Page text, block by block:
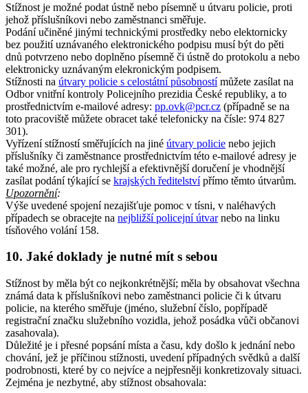
Stížnost je možné podat ústně nebo písemně u útvaru policie, proti
jehož příslušníkovi nebo zaměstnanci směřuje.
Podání učiněné jinými technickými prostředky nebo elektornicky
bez použití uznávaného elektronického podpisu musí být do pěti
dnů potvrzeno nebo doplněno písemně či ústně do protokolu a nebo
elektronicky uznávaným elekronickým podpisem.
Stížnosti na útvary policie s celostátní působnostímůžete zasílat na
Odbor vnitřní kontroly Policejního prezidia České republiky, a to
prostřednictvím e-mailové adresy: pp.ovk@pcr.cz (případně se na
toto pracoviště můžete obracet také telefonicky na čísle: 974 827
301).
Vyřízení stížností směřujících na jiné útvary policie nebo jejich
příslušníky či zaměstnance prostřednictvím této e-mailové adresy je
také možné, ale pro rychlejší a efektivnější doručení je vhodnější
zasílat podání týkající se krajských ředitelstvípřímo těmto útvarům.
Upozornění:
Výše uvedené spojení nezajišťuje pomoc v tísni, v naléhavých
případech se obracejte na nejbližší policejní útvarnebo na linku
tísňového volání 158.
10. Jaké doklady je nutné mít s sebou
Stížnost by měla být co nejkonkrétnější; měla by obsahovat všechna
známá data k příslušníkovi nebo zaměstnanci policie či k útvaru
policie, na kterého směřuje (jméno, služební číslo, popřípadě
registrační značku služebního vozidla, jehož posádka vůči občanovi
zasahovala).
Důležité je i přesné popsání místa a času, kdy došlo k jednání nebo
chování, jež je příčinou stížnosti, uvedení případných svědků a další
podrobnosti, které by co nejvíce a nejpřesněji konkretizovaly situaci.
Zejména je nezbytné, aby stížnost obsahovala: